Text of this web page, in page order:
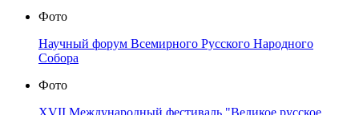
Фото
Научный форум Всемирного Русского Народного
Собора
Фото